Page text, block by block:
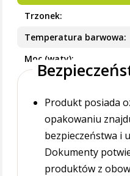
Trzonek
Temperatura barwowa
Moc (waty)
Produkt posiada
opakowaniu
bezpieczeństwa i
Dokumenty
produktów z